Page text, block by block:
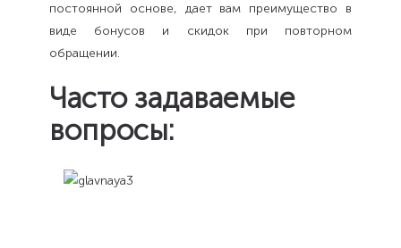
постоянной основе, дает вам преимущество в
виде бонусов и скидок при повторном
обращении.
Часто задаваемые
вопросы: